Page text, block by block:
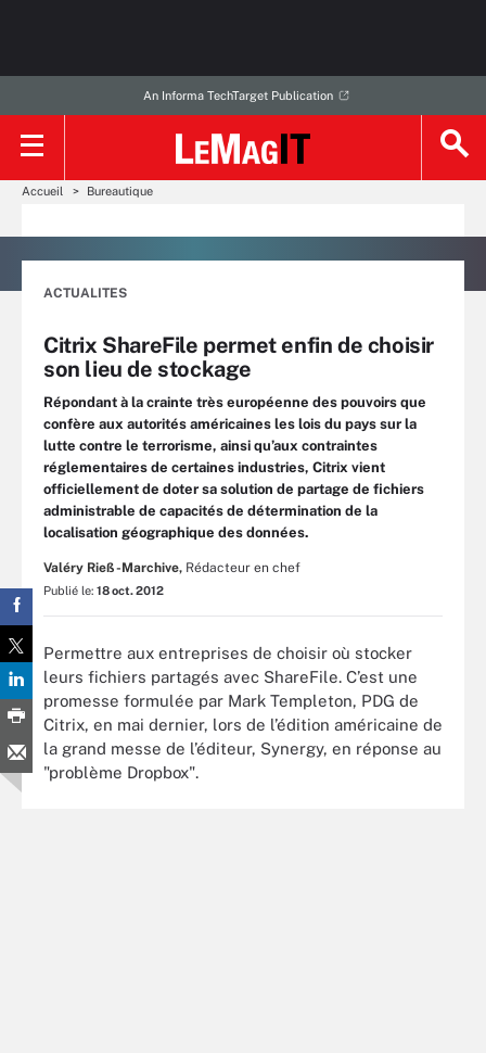
An Informa TechTarget Publication
Accueil Bureautique
ACTUALITES
Citrix ShareFile permet enfin de choisir
son lieu de stockage
Répondant à la crainte très européenne des pouvoirs que
confère aux autorités américaines les lois du pays sur la
lutte contre le terrorisme, ainsi qu’aux contraintes
réglementaires de certaines industries, Citrix vient
officiellement de doter sa solution de partage de fichiers
administrable de capacités de détermination de la
localisation géographique des données.
Valéry Rieß-Marchive, Rédacteur en chef
Publié le: 18 oct. 2012
Permettre aux entreprises de choisir où stocker
leurs fichiers partagés avec ShareFile. C’est une
promesse formulée par Mark Templeton, PDG de
Citrix, en mai dernier, lors de l’édition américaine de
la grand messe de l’éditeur, Synergy, en réponse au
"problème Dropbox".